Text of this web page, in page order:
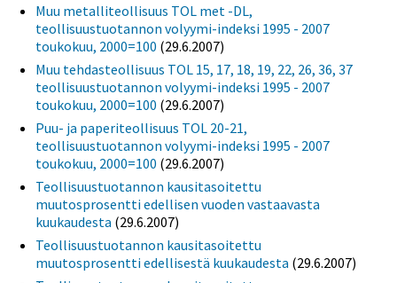
Muu metalliteollisuus TOL met -DL,
teollisuustuotannon volyymi-indeksi 1995 - 2007
toukokuu, 2000=100 (29.6.2007)
Muu tehdasteollisuus TOL 15, 17, 18, 19, 22, 26, 36, 37
teollisuustuotannon volyymi-indeksi 1995 - 2007
toukokuu, 2000=100 (29.6.2007)
Puu- ja paperiteollisuus TOL 20-21,
teollisuustuotannon volyymi-indeksi 1995 - 2007
toukokuu, 2000=100 (29.6.2007)
Teollisuustuotannon kausitasoitettu
muutosprosentti edellisen vuoden vastaavasta
kuukaudesta (29.6.2007)
Teollisuustuotannon kausitasoitettu
muutosprosentti edellisestä kuukaudesta (29.6.2007)